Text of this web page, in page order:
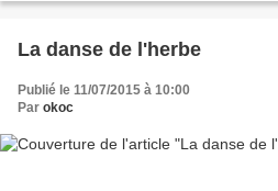
La danse de l'herbe
Publié le 11/07/2015 à 10:00
Par okoc